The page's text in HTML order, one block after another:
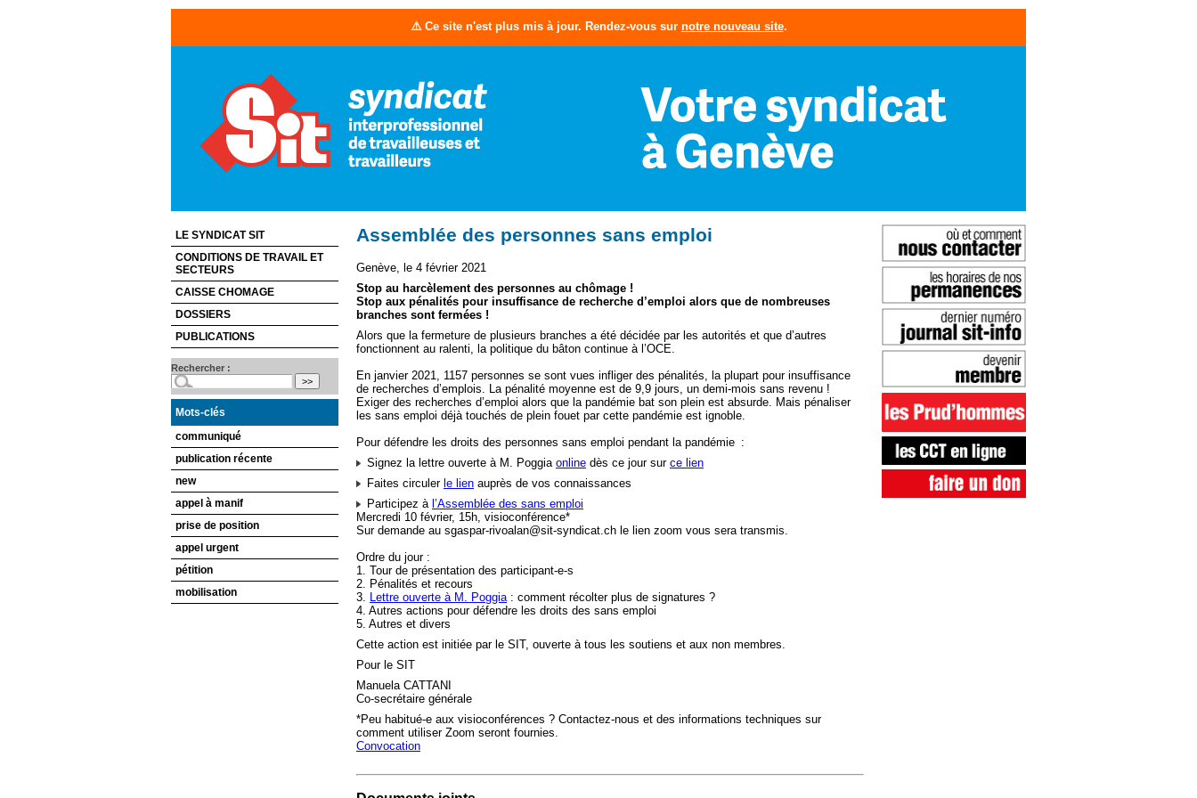
⚠️ Ce site n'est plus mis à jour. Rendez-vous sur notre nouveau site.
Assemblée des personnes sans emploi
Genève, le 4 février 2021
Stop au harcèlement des personnes au chômage !
Stop aux pénalités pour insuffisance de recherche d’emploi alors que de nombreuses
branches sont fermées !
Alors que la fermeture de plusieurs branches a été décidée par les autorités et que d’autres
fonctionnent au ralenti, la politique du bâton continue à l’OCE.
En janvier 2021, 1157 personnes se sont vues infliger des pénalités, la plupart pour insuffisance
de recherches d’emplois. La pénalité moyenne est de 9,9 jours, un demi-mois sans revenu !
Exiger des recherches d’emploi alors que la pandémie bat son plein est absurde. Mais pénaliser
les sans emploi déjà touchés de plein fouet par cette pandémie est ignoble.
Pour défendre les droits des personnes sans emploi pendant la pandémie :
Signez la lettre ouverte à M. Poggia online dès ce jour sur ce lien
Faites circuler le lien auprès de vos connaissances
Participez à l’Assemblée des sans emploi
Mercredi 10 février, 15h, visioconférence*
Sur demande au sgaspar-rivoalan@sit-syndicat.ch le lien zoom vous sera transmis.
Ordre du jour :
1. Tour de présentation des participant-e-s
2. Pénalités et recours
3. Lettre ouverte à M. Poggia: comment récolter plus de signatures ?
4. Autres actions pour défendre les droits des sans emploi
5. Autres et divers
Cette action est initiée par le SIT, ouverte à tous les soutiens et aux non membres.
Pour le SIT
Manuela CATTANI
Co-secrétaire générale
*Peu habitué-e aux visioconférences ? Contactez-nous et des informations techniques sur
comment utiliser Zoom seront fournies.
Convocation
LE SYNDICAT SIT
CONDITIONS DE TRAVAIL ET
SECTEURS
CAISSE CHOMAGE
DOSSIERS
PUBLICATIONS
Rechercher :
Mots-clés
communiqué
publication récente
new
appel à manif
prise de position
appel urgent
pétition
mobilisation